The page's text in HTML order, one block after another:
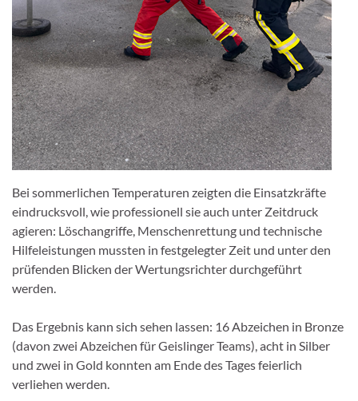
Bei sommerlichen Temperaturen zeigten die Einsatzkräfte
eindrucksvoll, wie professionell sie auch unter Zeitdruck
agieren: Löschangriffe, Menschenrettung und technische
Hilfeleistungen mussten in festgelegter Zeit und unter den
prüfenden Blicken der Wertungsrichter durchgeführt
werden.
Das Ergebnis kann sich sehen lassen: 16 Abzeichen in Bronze
(davon zwei Abzeichen für Geislinger Teams), acht in Silber
und zwei in Gold konnten am Ende des Tages feierlich
verliehen werden.